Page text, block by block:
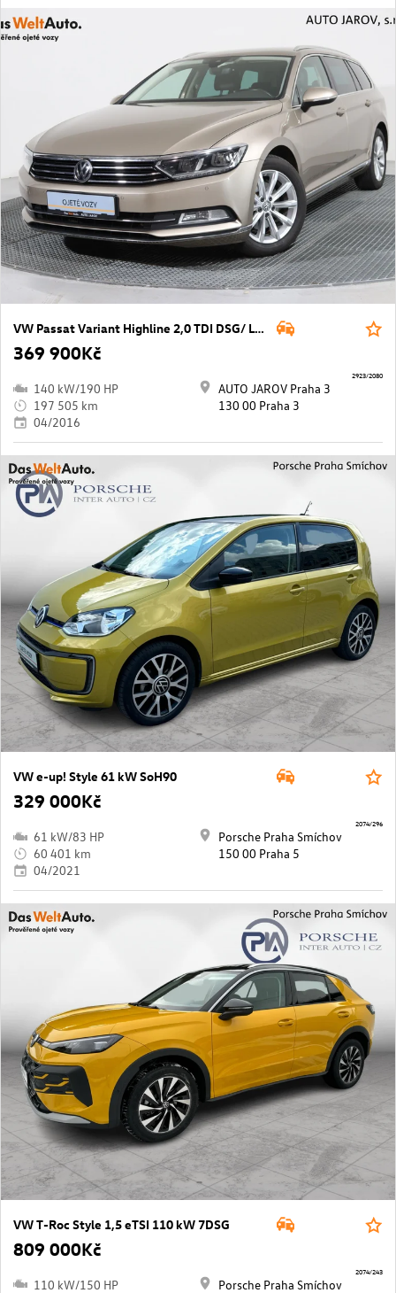
VW Passat Variant Highline 2,0 TDI DSG/ LED, ACC
369 900Kč
140 kW/190 HP
197 505 km
04/2016
AUTO JAROV Praha 3
130 00 Praha 3
2923/2080
VW e-up! Style 61 kW SoH90
329 000Kč
61 kW/83 HP
60 401 km
04/2021
Porsche Praha Smíchov
150 00 Praha 5
2074/296
VW T-Roc Style 1,5 eTSI 110 kW 7DSG
809 000Kč
110 kW/150 HP
Porsche Praha Smíchov
2074/243